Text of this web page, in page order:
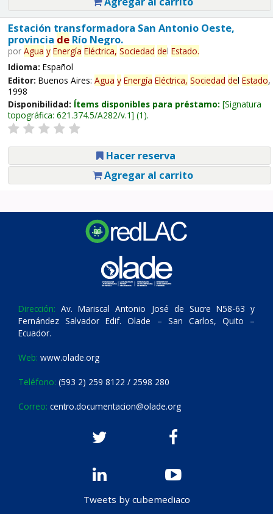
Estación transformadora San Antonio Oeste,
provincia deRío Negro.
por Agua y Energía Eléctrica, Sociedad del Estado.
Idioma: Español
Editor: Buenos Aires: Agua y Energía Eléctrica, Sociedad del Estado,
1998
Disponibilidad: Ítems disponibles para préstamo: Signatura
topográfica: 621.374.5/A282/v.1 (1).
Hacer reserva
Agregar al carrito
Dirección: Av. Mariscal Antonio José de Sucre N58-63 y
Fernández Salvador Edif. Olade – San Carlos, Quito –
Ecuador.
Web: www.olade.org
Teléfono: (593 2) 259 8122 / 2598 280
Correo: centro.documentacion@olade.org
Tweets by cubemediaco